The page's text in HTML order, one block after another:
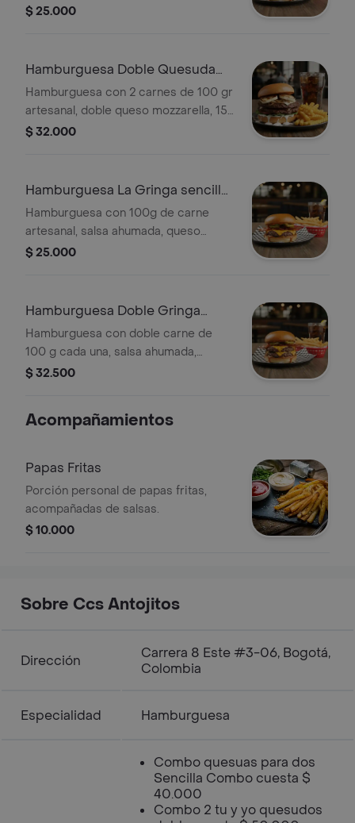
chipotle. Incluye papas fritas y bebida
$ 25.000
Hamburguesa Doble Quesuda
combo
Hamburguesa con 2 carnes de 100 gr
artesanal, doble queso mozzarella, 15
gr de queso asado y crema de queso
$ 32.000
Hamburguesa La Gringa sencilla
Combo
Hamburguesa con 100g de carne
artesanal, salsa ahumada, queso
tajado, tocineta, cebolla picada,
$ 25.000
Hamburguesa Doble Gringa
Combo
Hamburguesa con doble carne de
100 g cada una, salsa ahumada,
tomate, mostaza, cebolla picada,
$ 32.500
Acompañamientos
Papas Fritas
Porción personal de papas fritas,
acompañadas de salsas.
$ 10.000
Sobre Ccs Antojitos
Dirección
Carrera 8 Este #3-06, Bogotá,
Colombia
Especialidad Hamburguesa
Combo quesuas para dos
Sencilla Combo cuesta $
40.000
Combo 2 tu y yo quesudos